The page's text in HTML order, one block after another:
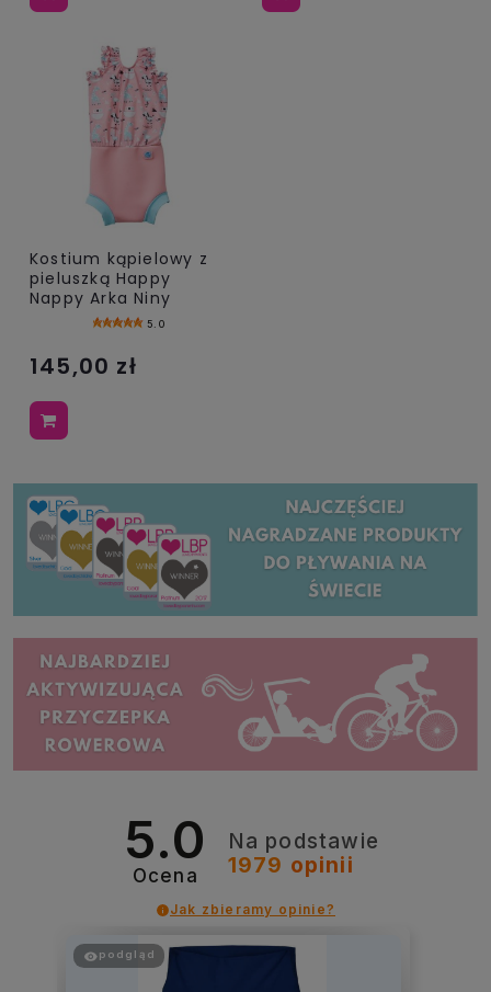
Kostium kąpielowy z
pieluszką Happy
Nappy Arka Niny
5.0
145,00 zł
5.0
Ocena
Na podstawie
1979 opinii
Jak zbieramy opinie?
podgląd